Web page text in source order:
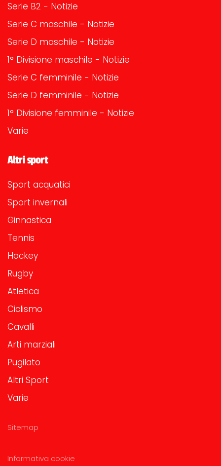
Serie B2 - Notizie
Serie C maschile - Notizie
Serie D maschile - Notizie
1° Divisione maschile - Notizie
Serie C femminile - Notizie
Serie D femminile - Notizie
1° Divisione femminile - Notizie
Varie
Altri sport
Sport acquatici
Sport invernali
Ginnastica
Tennis
Hockey
Rugby
Atletica
Ciclismo
Cavalli
Arti marziali
Pugilato
Altri Sport
Varie
Sitemap
Informativa cookie